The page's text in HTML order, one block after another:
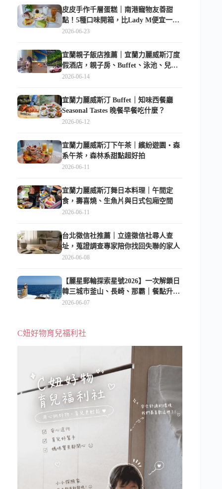
皮皮手作千層蛋糕｜南港寵物友善甜
點！5種口味開箱，比Lady M便宜一半
的台北隱藏版
2026-06-23
宜蘭親子飯店推薦｜宜蘭力麗威斯汀度
假酒店，親子房、Buffet、泳池、兒童
俱樂部超適合放電
2026-06-14
宜蘭力麗威斯汀 Buffet｜知味西餐廳
Seasonal Tastes 晚餐早餐吃什麼？
2026-06-12
宜蘭力麗威斯汀下午茶｜繽紛遊園・森
系午茶，森林系甜點超好拍
2026-06-11
宜蘭力麗威斯汀舞日本料理｜午間定
食，壽喜燒、生魚片與日式包廂空間
2026-06-11
台北徵信社推薦｜立達徵信社尋人查
址，蒐證調查專家陪你找回失聯的家人
2026-06-08
【麗星郵輪探索星號2026】一次解鎖日
韓三城市釜山、長崎、那霸｜餐點升
級、表演更新、船上慶生超難忘
2026-06-07
C妞好物育兒福利社